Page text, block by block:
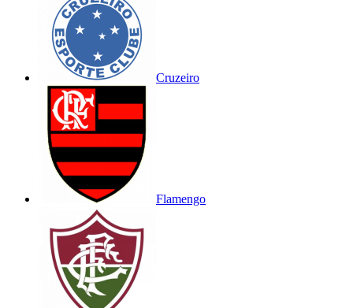
Cruzeiro
Flamengo